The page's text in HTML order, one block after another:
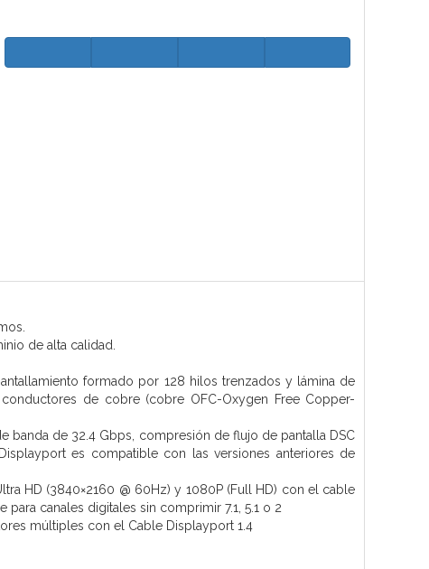
de alta calidad.
formado por 128 hilos trenzados y lámina de
de cobre (cobre OFC-Oxygen Free Copper-
banda de 32.4 Gbps, compresión de flujo de pantalla DSC
es compatible con las versiones anteriores de
HD (3840×2160 @ 60Hz) y 1080P (Full HD) con el cable
canales digitales sin comprimir 7.1, 5.1 o 2
múltiples con el Cable Displayport 1.4